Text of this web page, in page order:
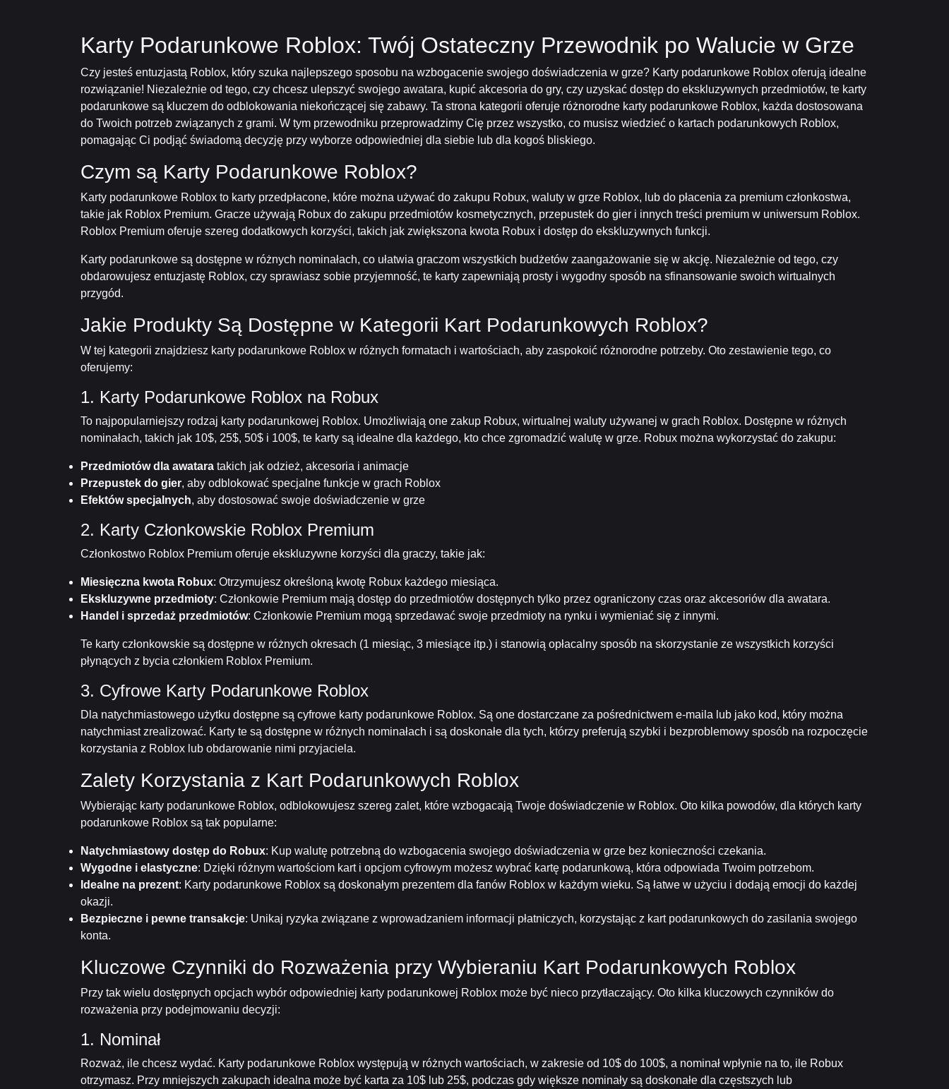
Karty Podarunkowe Roblox: Twój Ostateczny Przewodnik po Walucie w Grze
Czy jesteś entuzjastą Roblox, który szuka najlepszego sposobu na wzbogacenie swojego doświadczenia w grze? Karty podarunkowe Roblox oferują idealne
rozwiązanie! Niezależnie od tego, czy chcesz ulepszyć swojego awatara, kupić akcesoria do gry, czy uzyskać dostęp do ekskluzywnych przedmiotów, te karty
podarunkowe są kluczem do odblokowania niekończącej się zabawy. Ta strona kategorii oferuje różnorodne karty podarunkowe Roblox, każda dostosowana
do Twoich potrzeb związanych z grami. W tym przewodniku przeprowadzimy Cię przez wszystko, co musisz wiedzieć o kartach podarunkowych Roblox,
pomagając Ci podjąć świadomą decyzję przy wyborze odpowiedniej dla siebie lub dla kogoś bliskiego.
Czym są Karty Podarunkowe Roblox?
Karty podarunkowe Roblox to karty przedpłacone, które można używać do zakupu Robux, waluty w grze Roblox, lub do płacenia za premium członkostwa,
takie jak Roblox Premium. Gracze używają Robux do zakupu przedmiotów kosmetycznych, przepustek do gier i innych treści premium w uniwersum Roblox.
Roblox Premium oferuje szereg dodatkowych korzyści, takich jak zwiększona kwota Robux i dostęp do ekskluzywnych funkcji.
Karty podarunkowe są dostępne w różnych nominałach, co ułatwia graczom wszystkich budżetów zaangażowanie się w akcję. Niezależnie od tego, czy
obdarowujesz entuzjastę Roblox, czy sprawiasz sobie przyjemność, te karty zapewniają prosty i wygodny sposób na sfinansowanie swoich wirtualnych
przygód.
Jakie Produkty Są Dostępne w Kategorii Kart Podarunkowych Roblox?
W tej kategorii znajdziesz karty podarunkowe Roblox w różnych formatach i wartościach, aby zaspokoić różnorodne potrzeby. Oto zestawienie tego, co
oferujemy:
1. Karty Podarunkowe Roblox na Robux
To najpopularniejszy rodzaj karty podarunkowej Roblox. Umożliwiają one zakup Robux, wirtualnej waluty używanej w grach Roblox. Dostępne w różnych
nominałach, takich jak 10$, 25$, 50$ i 100$, te karty są idealne dla każdego, kto chce zgromadzić walutę w grze. Robux można wykorzystać do zakupu:
Przedmiotów dla awatara takich jak odzież, akcesoria i animacje
Przepustek do gier, aby odblokować specjalne funkcje w grach Roblox
Efektów specjalnych, aby dostosować swoje doświadczenie w grze
2. Karty Członkowskie Roblox Premium
Członkostwo Roblox Premium oferuje ekskluzywne korzyści dla graczy, takie jak:
Miesięczna kwota Robux: Otrzymujesz określoną kwotę Robux każdego miesiąca.
Ekskluzywne przedmioty: Członkowie Premium mają dostęp do przedmiotów dostępnych tylko przez ograniczony czas oraz akcesoriów dla awatara.
Handel i sprzedaż przedmiotów: Członkowie Premium mogą sprzedawać swoje przedmioty na rynku i wymieniać się z innymi.
Te karty członkowskie są dostępne w różnych okresach (1 miesiąc, 3 miesiące itp.) i stanowią opłacalny sposób na skorzystanie ze wszystkich korzyści
płynących z bycia członkiem Roblox Premium.
3. Cyfrowe Karty Podarunkowe Roblox
Dla natychmiastowego użytku dostępne są cyfrowe karty podarunkowe Roblox. Są one dostarczane za pośrednictwem e-maila lub jako kod, który można
natychmiast zrealizować. Karty te są dostępne w różnych nominałach i są doskonałe dla tych, którzy preferują szybki i bezproblemowy sposób na rozpoczęcie
korzystania z Roblox lub obdarowanie nimi przyjaciela.
Zalety Korzystania z Kart Podarunkowych Roblox
Wybierając karty podarunkowe Roblox, odblokowujesz szereg zalet, które wzbogacają Twoje doświadczenie w Roblox. Oto kilka powodów, dla których karty
podarunkowe Roblox są tak popularne:
Natychmiastowy dostęp do Robux: Kup walutę potrzebną do wzbogacenia swojego doświadczenia w grze bez konieczności czekania.
Wygodne i elastyczne: Dzięki różnym wartościom kart i opcjom cyfrowym możesz wybrać kartę podarunkową, która odpowiada Twoim potrzebom.
Idealne na prezent: Karty podarunkowe Roblox są doskonałym prezentem dla fanów Roblox w każdym wieku. Są łatwe w użyciu i dodają emocji do każdej
okazji.
Bezpieczne i pewne transakcje: Unikaj ryzyka związane z wprowadzaniem informacji płatniczych, korzystając z kart podarunkowych do zasilania swojego
konta.
Kluczowe Czynniki do Rozważenia przy Wybieraniu Kart Podarunkowych Roblox
Przy tak wielu dostępnych opcjach wybór odpowiedniej karty podarunkowej Roblox może być nieco przytłaczający. Oto kilka kluczowych czynników do
rozważenia przy podejmowaniu decyzji:
1. Nominał
Rozważ, ile chcesz wydać. Karty podarunkowe Roblox występują w różnych wartościach, w zakresie od 10$ do 100$, a nominał wpłynie na to, ile Robux
otrzymasz. Przy mniejszych zakupach idealna może być karta za 10$ lub 25$, podczas gdy większe nominały są doskonałe dla częstszych lub